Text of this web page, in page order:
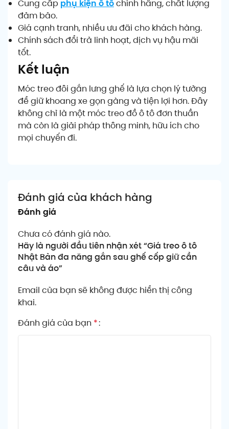
Cung cấp phụ kiện ô tôchính hãng, chất lượng
đảm bảo.
Giá cạnh tranh, nhiều ưu đãi cho khách hàng.
Chính sách đổi trả linh hoạt, dịch vụ hậu mãi
tốt.
Kết luận
Móc treo đôi gắn lưng ghế là lựa chọn lý tưởng
để giữ khoang xe gọn gàng và tiện lợi hơn. Đây
không chỉ là một móc treo đồ ô tô đơn thuần
mà còn là giải pháp thông minh, hữu ích cho
mọi chuyến đi.
Đánh giá của khách hàng
Đánh giá
Chưa có đánh giá nào.
Hãy là người đầu tiên nhận xét “Giá treo ô tô
Nhật Bản đa năng gắn sau ghế cốp giữ cần
câu và áo”
Email của bạn sẽ không được hiển thị công
khai.
Đánh giá của bạn *